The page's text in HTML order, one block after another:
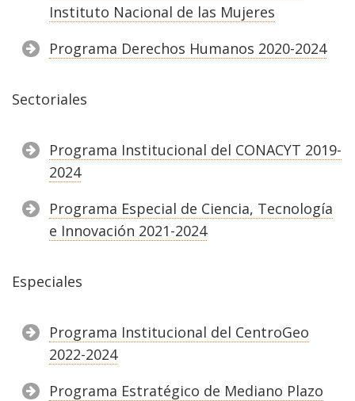
Instituto Nacional de las Mujeres
Programa Derechos Humanos 2020-2024
Sectoriales
Programa Institucional del CONACYT 2019-
2024
Programa Especial de Ciencia, Tecnología
e Innovación 2021-2024
Especiales
Programa Institucional del CentroGeo
2022-2024
Programa Estratégico de Mediano Plazo